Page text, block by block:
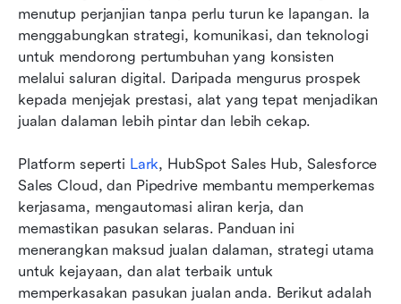
menutup perjanjian tanpa perlu turun ke lapangan. Ia
menggabungkan strategi, komunikasi, dan teknologi
untuk mendorong pertumbuhan yang konsisten
melalui saluran digital. Daripada mengurus prospek
kepada menjejak prestasi, alat yang tepat menjadikan
jualan dalaman lebih pintar dan lebih cekap.
Platform seperti Lark, HubSpot Sales Hub, Salesforce
Sales Cloud, dan Pipedrive membantu memperkemas
kerjasama, mengautomasi aliran kerja, dan
memastikan pasukan selaras. Panduan ini
menerangkan maksud jualan dalaman, strategi utama
untuk kejayaan, dan alat terbaik untuk
memperkasakan pasukan jualan anda. Berikut adalah
meningkatkan prestasi
Proses jualan dalaman: Langkah demi langkah
Strategi jualan dalaman yang terbukti
Petua untuk meningkatkan prestasi jualan
Masa depan jualan dalaman
Kesimpulan
Soalan Lazim
Bacaan berkaitan